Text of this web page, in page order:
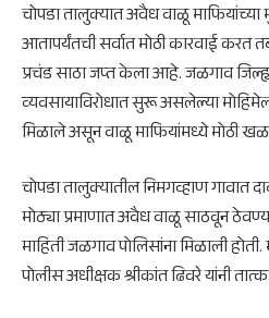
चोपडातालुक्यात अवैध वाळू
आतापर्यंतची सर्वात मोठी कारवाई
प्रचंड साठा जप्त केला आहे.जळगाव
व्यवसायाविरोधात सुरू असलेल्या
मिळाले असून वाळू माफियांमध्ये मोठी
चोपडा तालुक्यातील निमगव्हाण गावात
मोठ्या प्रमाणात अवैध वाळू साठवून
माहिती जळगाव पोलिसांना मिळाली
पोलीस अधीक्षकश्रीकांत ढिवरेयांनी